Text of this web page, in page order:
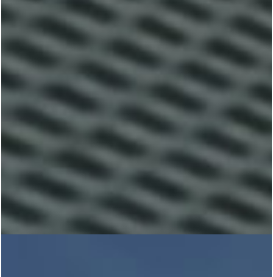
Home
A Agência
Serviços
Cases
Blog
Contato